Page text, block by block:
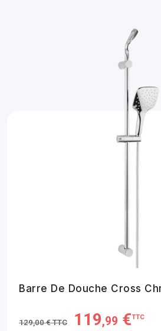
Barre De Douche Cross
129,00 € TTC 119,99 €TTC